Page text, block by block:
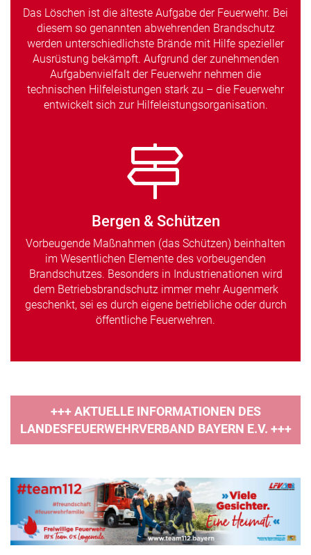
Das Löschen ist die älteste Aufgabe der Feuerwehr. Bei
diesem so genannten abwehrenden Brandschutz
werden unterschiedlichste Brände mit Hilfe spezieller
Ausrüstung bekämpft. Aufgrund der zunehmenden
Aufgabenvielfalt der Feuerwehr nehmen die
technischen Hilfeleistungen stark zu – die Feuerwehr
entwickelt sich zur Hilfeleistungsorganisation.
Bergen & Schützen
Vorbeugende Maßnahmen (das Schützen) beinhalten
im Wesentlichen Elemente des vorbeugenden
Brandschutzes. Besonders in Industrienationen wird
dem Betriebsbrandschutz immer mehr Augenmerk
geschenkt, sei es durch eigene betriebliche oder durch
öffentliche Feuerwehren.
+++ AKTUELLE INFORMATIONEN DES
LANDESFEUERWEHRVERBAND BAYERN E.V. +++